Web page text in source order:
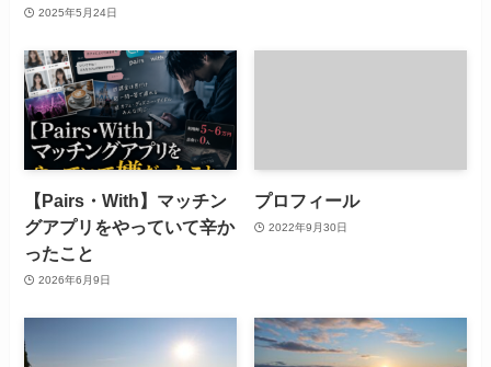
2025年5月24日
【Pairs・With】マッチン
グアプリをやっていて辛か
ったこと
2026年6月9日
プロフィール
2022年9月30日